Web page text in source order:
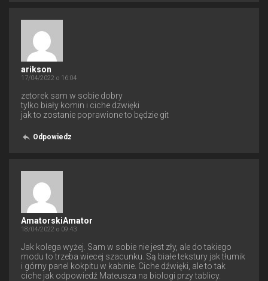
arikson
17/04/2022 o 16:04
zetorek sam w sobie dobry
tylko biały komin i ciche dzwięki
jak to zostanie poprawione to będzie git
Odpowiedz
AmatorskiAmator
18/04/2022 o 09:43
Jak kolega wyżej. Sam w sobie nie jest zły, ale do takiego
modu to trzeba wiecej szacunku. Są białe tekstury jak tłumik
i górny panel kokpitu w kabinie. Ciche dźwięki, ale to tak
ciche jak odpowiedź Mateusza na biologi przy tablicy.